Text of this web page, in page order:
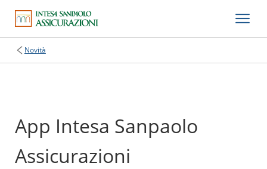
Novità
App Intesa Sanpaolo
Assicurazioni